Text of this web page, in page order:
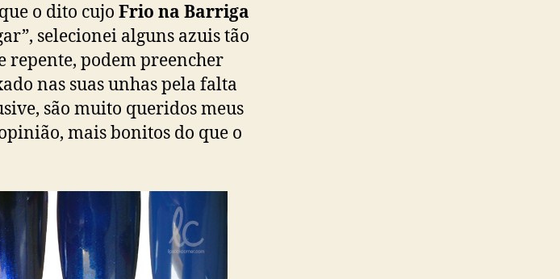
o dito cujo Frio na Barriga
selecionei alguns azuis tão
repente, podem preencher
nas suas unhas pela falta
são muito queridos meus
mais bonitos do que o